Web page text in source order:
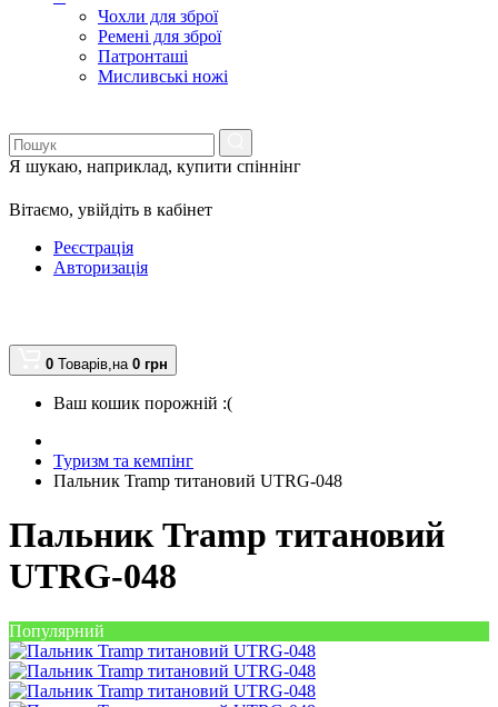
Чохли для зброї
Ремені для зброї
Патронташі
Мисливські ножі
Я шукаю, наприклад, купити спіннінг
Вітаємо, увійдіть в кабінет
Реєстрація
Авторизація
0 Товарів,на 0 грн
Ваш кошик порожній :(
Туризм та кемпінг
Пальник Tramp титановий UTRG-048
Пальник Tramp титановий
UTRG-048
Популярний